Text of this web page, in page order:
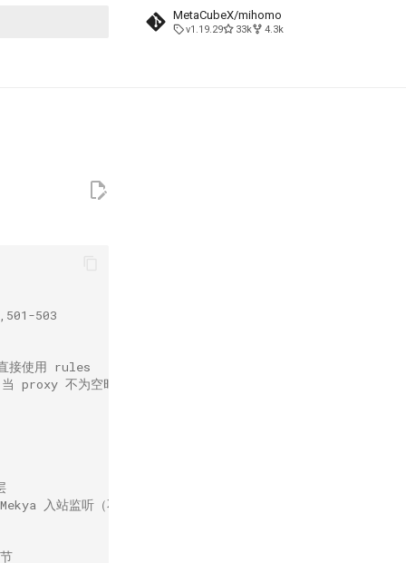
MetaCubeX/mihomo
v1.19.29 33k 4.3k
503
接使用 rules
不为空时，这里的 proxy 名称必须合法，否则会出错)
入站监听（不可与 mkcp/ws/grpc 同时使用）